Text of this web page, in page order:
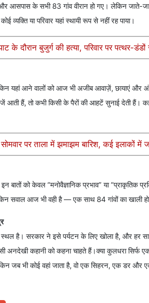
आसपास के सभी 83 गांव वीरान हो गए। लेकिन जाते-
या परिवार यहां स्थायी रूप से नहीं रह पाया।
के दौरान बुजुर्ग की हत्या, परिवार पर पत्थर-
आने वालों को आज भी अजीब आवाज़ें, छायाएं और
हैं, तो कभी किसी के पैरों की आहटें सुनाई देती हैं। कई
पर ताला में झमाझम बारिश, कई इलाकों में
इन बातों को केवल “मनोवैज्ञानिक प्रभाव” या
सवाल आज भी वही है — एक साथ 84 गांवों का खाली
है। सरकार ने इसे पर्यटन के लिए खोला है, और हर
अनदेखी कहानी को कहना चाहते हैं।क्या कुलधरा सिर्फ
जब भी कोई वहां जाता है, वो एक सिहरन, एक डर और